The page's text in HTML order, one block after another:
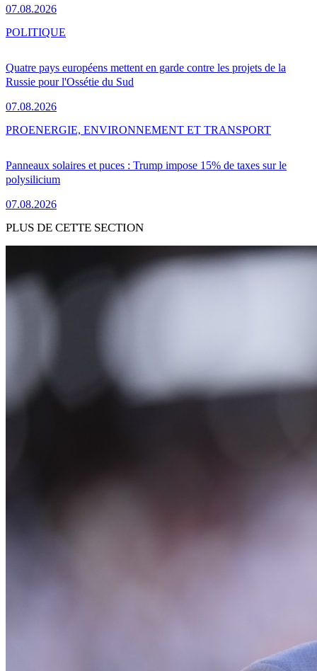
07.08.2026
Quatre pays européens mettent en garde contre les projets de la
Russie pour l'Ossétie du Sud
07.08.2026
POLITIQUE
Panneaux solaires et puces : Trump impose 15% de taxes sur le
polysilicium
07.08.2026
PROENERGIE, ENVIRONNEMENT ET TRANSPORT
PLUS DE CETTE SECTION